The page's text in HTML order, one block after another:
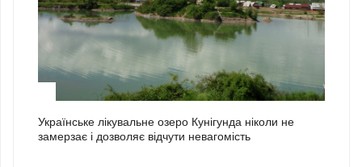
Українське лікувальне озеро Кунігунда ніколи не
замерзає і дозволяє відчути невагомість